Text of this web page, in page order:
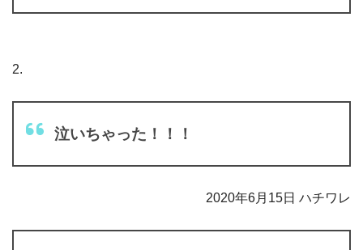
2.
泣いちゃった！！！
2020年6月15日 ハチワレ